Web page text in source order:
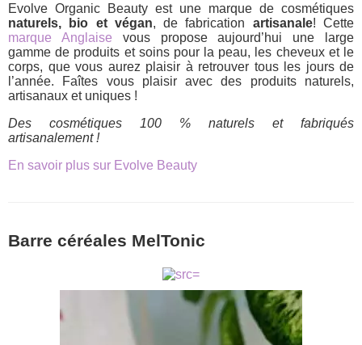
Evolve Organic Beauty est une marque de cosmétiques
naturels, bio et végan, de fabrication artisanale! Cette
marque Anglaise vous propose aujourd’hui une large
gamme de produits et soins pour la peau, les cheveux et le
corps, que vous aurez plaisir à retrouver tous les jours de
l’année. Faîtes vous plaisir avec des produits naturels,
artisanaux et uniques !
Des cosmétiques 100 % naturels et fabriqués
artisanalement !
En savoir plus sur Evolve Beauty
Barre céréales MelTonic